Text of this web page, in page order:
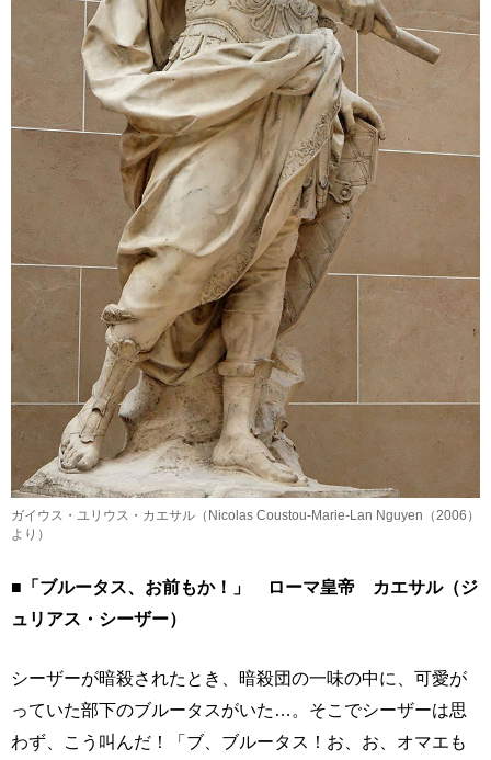
ガイウス・ユリウス・カエサル（Nicolas Coustou-Marie-Lan Nguyen（2006）
より）
■「ブルータス、お前もか！」 ローマ皇帝 カエサル（ジ
ュリアス・シーザー）
シーザーが暗殺されたとき、暗殺団の一味の中に、可愛が
っていた部下のブルータスがいた…。そこでシーザーは思
わず、こう叫んだ！「ブ、ブルータス！お、お、オマエも